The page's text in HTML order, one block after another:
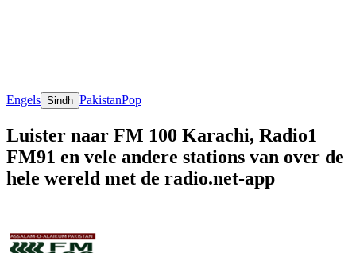
Engels Sindh PakistanPop
Luister naar FM 100 Karachi, Radio1
FM91 en vele andere stations van over de
hele wereld met de radio.net-app